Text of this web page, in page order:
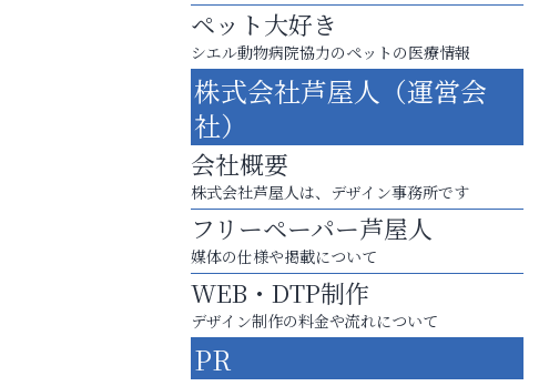
洋服お売りください！ 買取サービスは
出張・宅配・持ち込みすべて無料！
整体院エスコート・芦屋サロ
ン
ペット大好き
シエル動物病院協力のペットの医療情報
株式会社芦屋人（運営会
社）
会社概要
株式会社芦屋人は、デザイン事務所です
フリーペーパー芦屋人
媒体の仕様や掲載について
WEB・DTP制作
デザイン制作の料金や流れについて
PR